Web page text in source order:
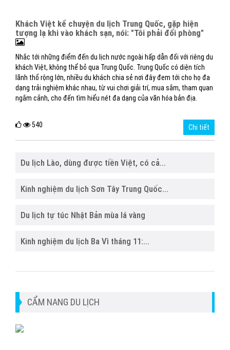
Khách Việt kể chuyện du lịch Trung Quốc, gặp hiện
tượng lạ khi vào khách sạn, nói: "Tôi phải đổi phòng"
Nhắc tới những điểm đến du lịch nước ngoài hấp dẫn đối với riêng du
khách Việt, không thể bỏ qua Trung Quốc. Trung Quốc có diện tích
lãnh thổ rộng lớn, nhiều du khách chia sẻ nơi đây đem tới cho họ đa
dạng trải nghiệm khác nhau, từ vui chơi giải trí, mua sắm, tham quan
ngắm cảnh, cho đến tìm hiểu nét đa dạng của văn hóa bản địa.
540 Chi tiết
Du lịch Lào, dùng được tiền Việt, có cả...
Kinh nghiệm du lịch Sơn Tây Trung Quốc...
Du lịch tự túc Nhật Bản mùa lá vàng
Kinh nghiệm du lịch Ba Vì tháng 11:...
CẨM NANG DU LỊCH